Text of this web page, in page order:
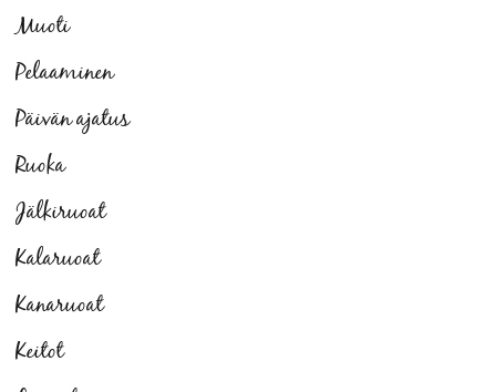
Muoti
Pelaaminen
Päivän ajatus
Ruoka
Jälkiruoat
Kalaruoat
Kanaruoat
Keitot